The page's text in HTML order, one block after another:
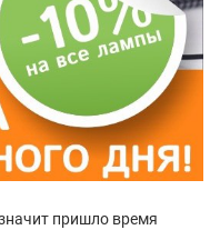
пришло время